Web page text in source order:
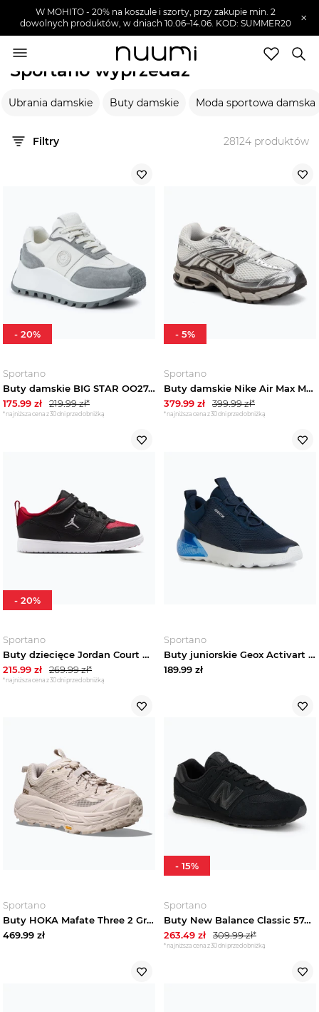
W MOHITO - 20% na koszule i szorty, przy zakupie min. 2
dowolnych produktów, w dniach 10.06–14.06. KOD: SUMMER20
×
Sportano wyprzedaż
Ubrania damskie Buty damskie Moda sportowa damska
Filtry 28124 produktów
Sportano
Buty damskie BIG STAR OO274A224 white
175.99 zł 219.99zł*
*najniższa cena z 30 dni przed obniżką
- 20%
Sportano
Buty damskie Nike Air Max Moto 2K phantom / metallic silver / baroque brown Beżowy
379.99 zł 399.99zł*
*najniższa cena z 30 dni przed obniżką
- 5%
Sportano
Buty dziecięce Jordan Court Connect Low black / gym red / white
215.99 zł 269.99zł*
*najniższa cena z 30 dni przed obniżką
- 20%
Sportano
Buty juniorskie Geox Activart Illuminus navy Granatowy
189.99 zł
Sportano
Buty HOKA Mafate Three 2 Grid Rose Cream / Stucco Beżowy
469.99 zł
Sportano
Buty New Balance Classic 574's V1 black GC574EVE
263.49 zł 309.99zł*
*najniższa cena z 30 dni przed obniżką
- 15%